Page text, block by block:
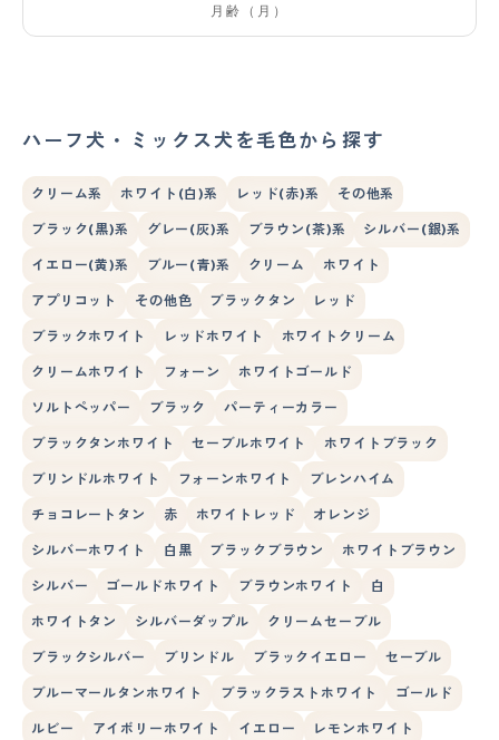
ハーフ犬・ミックス犬を毛色から探す
クリーム系 ホワイト(白)系 レッド(赤)系 その他系
ブラック(黒)系 グレー(灰)系 ブラウン(茶)系 シルバー(銀)系
イエロー(黄)系 ブルー(青)系 クリーム ホワイト
アプリコット その他色 ブラックタン レッド
ブラックホワイト レッドホワイト ホワイトクリーム
クリームホワイト フォーン ホワイトゴールド
ソルトペッパー ブラック パーティーカラー
ブラックタンホワイト セーブルホワイト ホワイトブラック
ブリンドルホワイト フォーンホワイト ブレンハイム
チョコレートタン 赤 ホワイトレッド オレンジ
シルバーホワイト 白黒 ブラックブラウン ホワイトブラウン
シルバー ゴールドホワイト ブラウンホワイト 白
ホワイトタン シルバーダップル クリームセーブル
ブラックシルバー ブリンドル ブラックイエロー セーブル
ブルーマールタンホワイト ブラックラストホワイト ゴールド
ルビー アイボリーホワイト イエロー レモンホワイト